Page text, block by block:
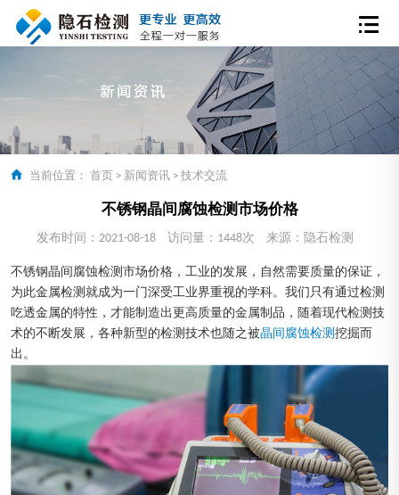
当前位置： 首页 > 新闻资讯 > 技术交流
不锈钢晶间腐蚀检测市场价格
发布时间：2021-08-18 访问量：1448次 来源：隐石检测
不锈钢晶间腐蚀检测市场价格，工业的发展，自然需要质量的保证，
为此金属检测就成为一门深受工业界重视的学科。我们只有通过检测
吃透金属的特性，才能制造出更高质量的金属制品，随着现代检测技
术的不断发展，各种新型的检测技术也随之被晶间腐蚀检测 挖掘而
出。